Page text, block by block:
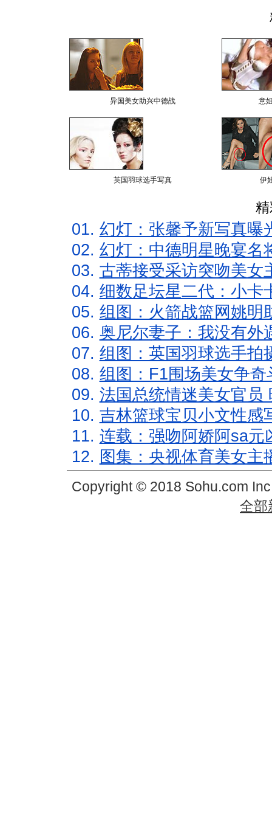
异国美女助兴中德战 意
英国羽球选手写真 伊
01. 幻灯：张馨予新写真曝
02. 幻灯：中德明星晚宴名
03. 古蒂接受采访突吻美女
04. 细数足坛星二代：小卡
05. 组图：火箭战篮网姚明
06. 奥尼尔妻子：我没有外
07. 组图：英国羽球选手拍
08. 组图：F1围场美女争
09. 法国总统情迷美女官员
10. 吉林篮球宝贝小文性感
11. 连载：强吻阿娇阿sa元
12. 图集：央视体育美女主
Copyright © 2018 Sohu.com
全部